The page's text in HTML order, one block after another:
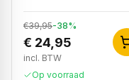
€39,95-38%
€ 24,95
incl. BTW
Op voorraad